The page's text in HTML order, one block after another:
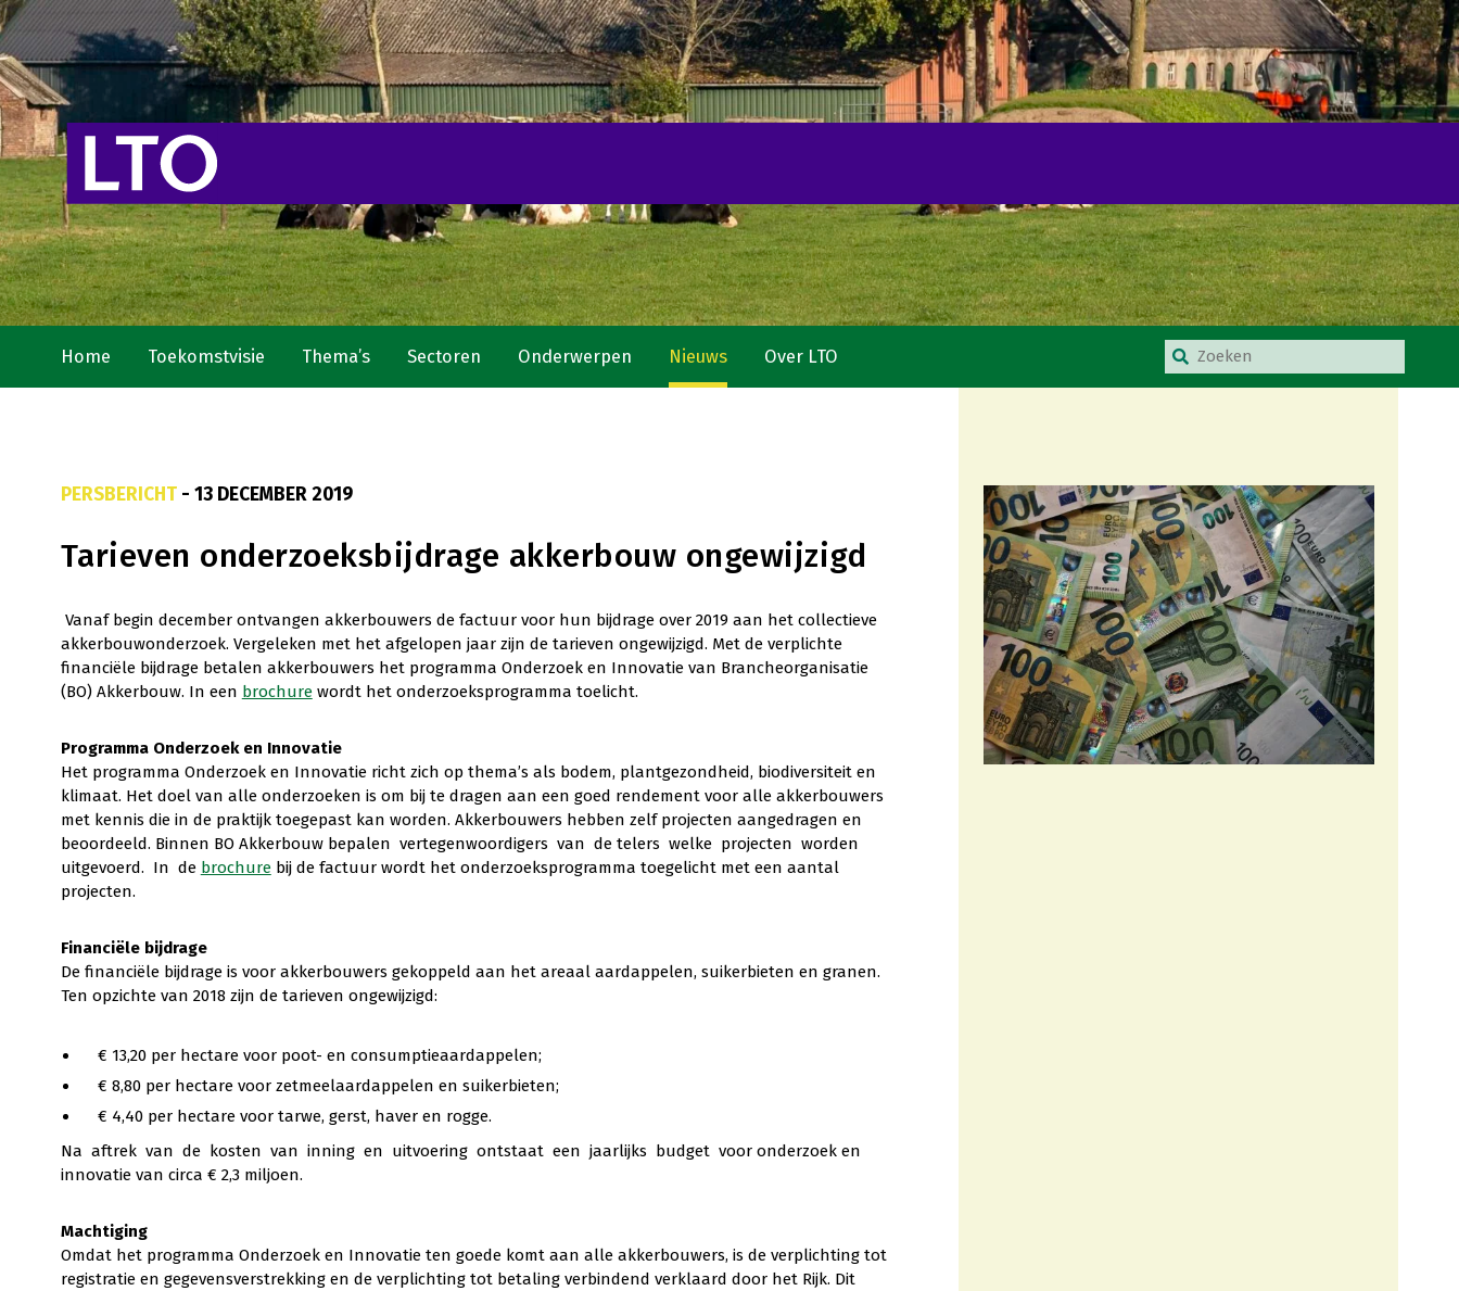
Home Toekomstvisie Thema’s Sectoren Onderwerpen Nieuws Over LTO
PERSBERICHT- 13 DECEMBER 2019
Tarieven onderzoeksbijdrage akkerbouw ongewijzigd
Vanaf begin december ontvangen akkerbouwers de factuur voor hun bijdrage over 2019 aan het collectieve
akkerbouwonderzoek. Vergeleken met het afgelopen jaar zijn de tarieven ongewijzigd. Met de verplichte
financiële bijdrage betalen akkerbouwers het programma Onderzoek en Innovatie van Brancheorganisatie
(BO) Akkerbouw. In een brochurewordt het onderzoeksprogramma toelicht.
Programma Onderzoek en Innovatie
Het programma Onderzoek en Innovatie richt zich op thema’s als bodem, plantgezondheid, biodiversiteit en
klimaat. Het doel van alle onderzoeken is om bij te dragen aan een goed rendement voor alle akkerbouwers
met kennis die in de praktijk toegepast kan worden. Akkerbouwers hebben zelf projecten aangedragen en
beoordeeld. Binnen BO Akkerbouw bepalen vertegenwoordigers van de telers welke projecten worden
uitgevoerd. In de brochurebij de factuur wordt het onderzoeksprogramma toegelicht met een aantal
projecten.
Financiële bijdrage
De financiële bijdrage is voor akkerbouwers gekoppeld aan het areaal aardappelen, suikerbieten en granen.
Ten opzichte van 2018 zijn de tarieven ongewijzigd:
€ 13,20 per hectare voor poot- en consumptieaardappelen;
€ 8,80 per hectare voor zetmeelaardappelen en suikerbieten;
€ 4,40 per hectare voor tarwe, gerst, haver en rogge.
Na aftrek van de kosten van inning en uitvoering ontstaat een jaarlijks budget voor onderzoek en
innovatie van circa € 2,3 miljoen.
Machtiging
Omdat het programma Onderzoek en Innovatie ten goede komt aan alle akkerbouwers, is de verplichting tot
registratie en gegevensverstrekking en de verplichting tot betaling verbindend verklaard door het Rijk. Dit